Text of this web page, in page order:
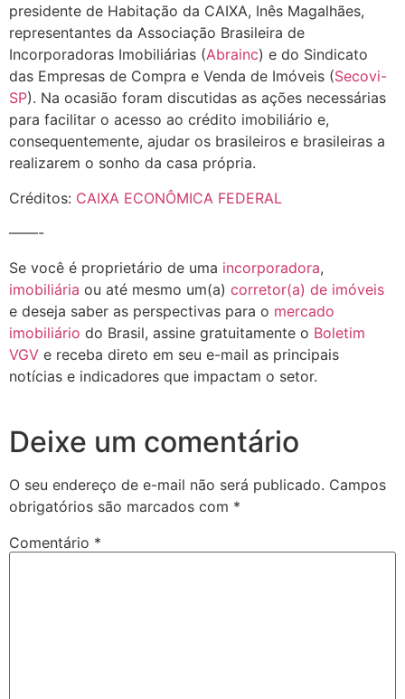
presidente de Habitação da CAIXA, Inês Magalhães,
representantes da Associação Brasileira de
Incorporadoras Imobiliárias (Abrainc) e do Sindicato
das Empresas de Compra e Venda de Imóveis (Secovi-
SP). Na ocasião foram discutidas as ações necessárias
para facilitar o acesso ao crédito imobiliário e,
consequentemente, ajudar os brasileiros e brasileiras a
realizarem o sonho da casa própria.
Créditos: CAIXA ECONÔMICA FEDERAL
——-
Se você é proprietário de uma incorporadora,
imobiliária ou até mesmo um(a) corretor(a) de imóveis
e deseja saber as perspectivas para o mercado
imobiliário do Brasil, assine gratuitamente o Boletim
VGV e receba direto em seu e-mail as principais
notícias e indicadores que impactam o setor.
Deixe um comentário
O seu endereço de e-mail não será publicado. Campos
obrigatórios são marcados com *
Comentário *